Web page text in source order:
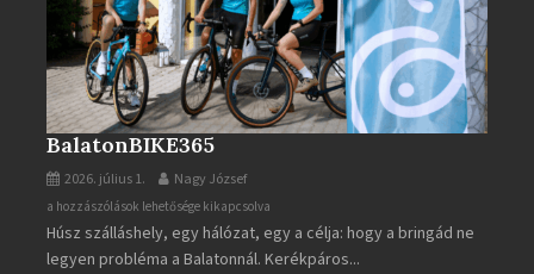
BalatonBIKE365
2026. július 1. Nagy József
BalatonBIKE365
bejegyzéshez
a hozzászólások lehetősége kikapcsolva
Húsz szálláshely, egy hálózat, egy a célja: hogy a bringád ne
legyen probléma a Balatonnál. Kerékpáros...